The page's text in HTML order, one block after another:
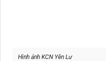
Hình ảnh KCN Yên Lư